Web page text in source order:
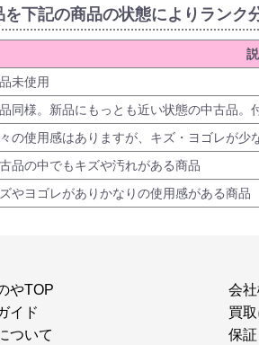
を下記の商品の状態によりランク
未使用
同様。新品にもっとも近い状態の中古品。
の使用感はありますが、キズ・ヨゴレが少
品の中でもキズや汚れがある商品
やヨゴレがありかなりの使用感がある商品
やTOP
イド
ついて
会
買
保